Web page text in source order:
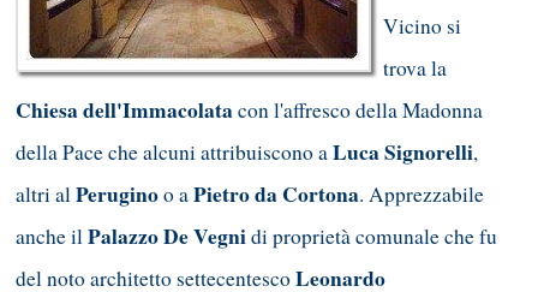
Vicino si
trova la
Chiesa dell'Immacolatacon l'affresco della Madonna
della Pace che alcuni attribuiscono aLuca Signorelli,
altri alPeruginoo aPietro da Cortona. Apprezzabile
anche ilPalazzo De Vegnidi proprietà comunale che fu
del noto architetto settecentescoLeonardo